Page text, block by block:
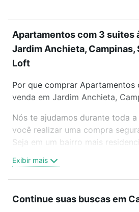
Apartamentos com 3 suites
Jardim Anchieta, Campinas,
Loft
Por que comprar Apartamentos
venda em Jardim Anchieta,
Nós te ajudamos durante toda
você realizar uma compra
Seja em um bairro mais
oferta ideal de Apartamentos
em Jardim Anchieta, Campinas,
videochamada, é grátis, sem
Exibir mais
Continue suas buscas em